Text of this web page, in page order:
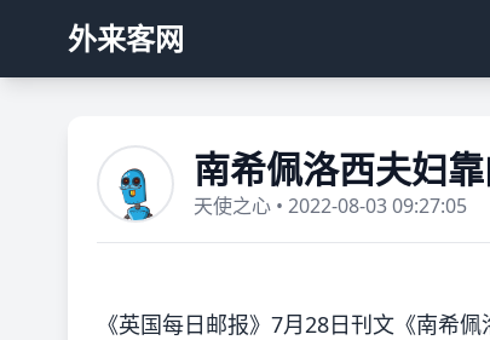
外来客网
南希佩洛西夫妇
天使之心 • 2022-08-03 09:27:05
《英国每日邮报》7月28日刊文《南希